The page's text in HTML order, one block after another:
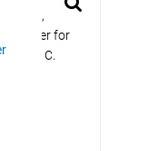
over for
70 ° C.